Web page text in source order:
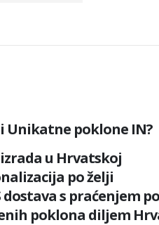
Unikatne poklone IN?
u Hrvatskoj
po želji
dostava s praćenjem
poklona diljem